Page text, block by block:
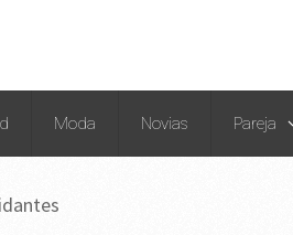
Moda Novias Pareja